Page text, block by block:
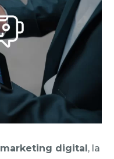
marketing digital, la